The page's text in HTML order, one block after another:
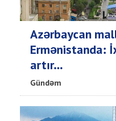
Azərbaycan
Ermənistanda:
artır...
Gündəm